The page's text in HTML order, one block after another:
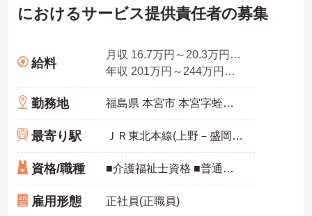
におけるサービス提供責任者の募集
給料
月収 16.7万円～20.3万円程度※諸手当込
年収 201万円～244万円程度※賞与別途支給
勤務地 福島県 本宮市 本宮字蛭田46-1
最寄り駅 ＪＲ東北本線(上野－盛岡)「本宮(福島)駅」徒歩4分
資格/職種 ■介護福祉士資格 ■普通自動車運転免許（AT限定可）
雇用形態 正社員(正職員)